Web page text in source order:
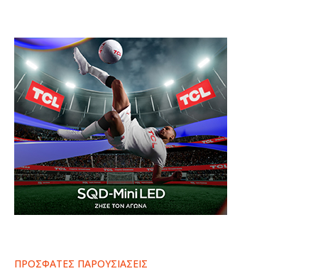
ΠΡΟΣΦΑΤΕΣ ΠΑΡΟΥΣΙΑΣΕΙΣ